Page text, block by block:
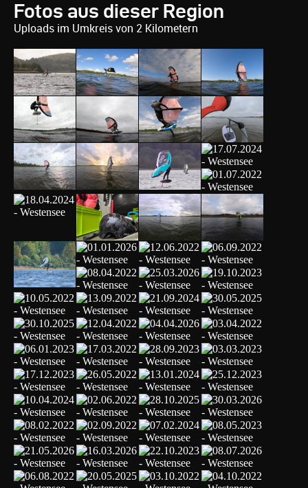
Fotos aus dieser Region
Uploads im Umkreis von 2 Kilometern